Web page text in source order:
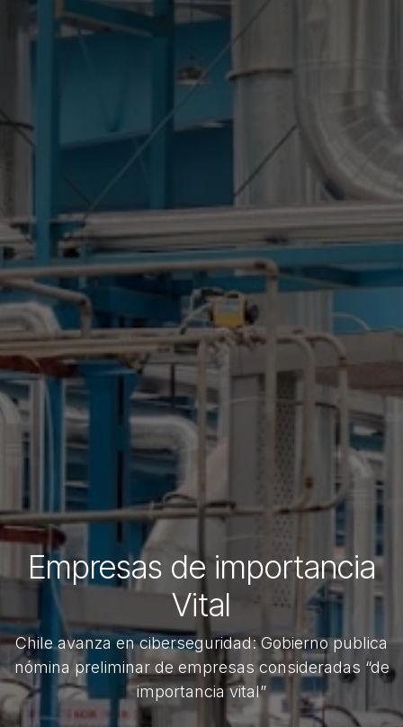
Empresas de importancia
Vital
Chile avanza en ciberseguridad: Gobierno publica
nómina preliminar de empresas consideradas “de
importancia vital”